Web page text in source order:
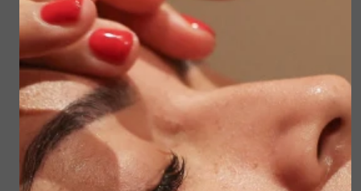
genoodzaakt de prijzen van de behandelingen
per 1 januari te verhogen. De reeds gemaakte
afspraken in de maand januari behouden de
huidige prijs.
Dank voor je begrip.
🎄Get Christmas Ready
Op dinsdag 17 december zijn we extra geopend